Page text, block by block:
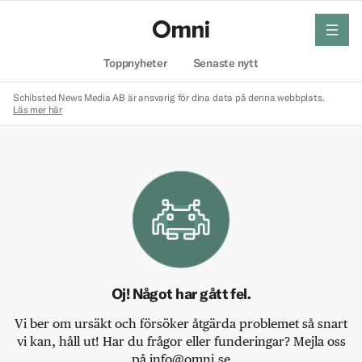
Toppnyheter Senaste nytt
meny
Schibsted News Media AB är ansvarig för dina data på denna webbplats.
Läs mer här
Oj! Något har gått fel.
Vi ber om ursäkt och försöker åtgärda problemet så snart
vi kan, håll ut! Har du frågor eller funderingar? Mejla oss